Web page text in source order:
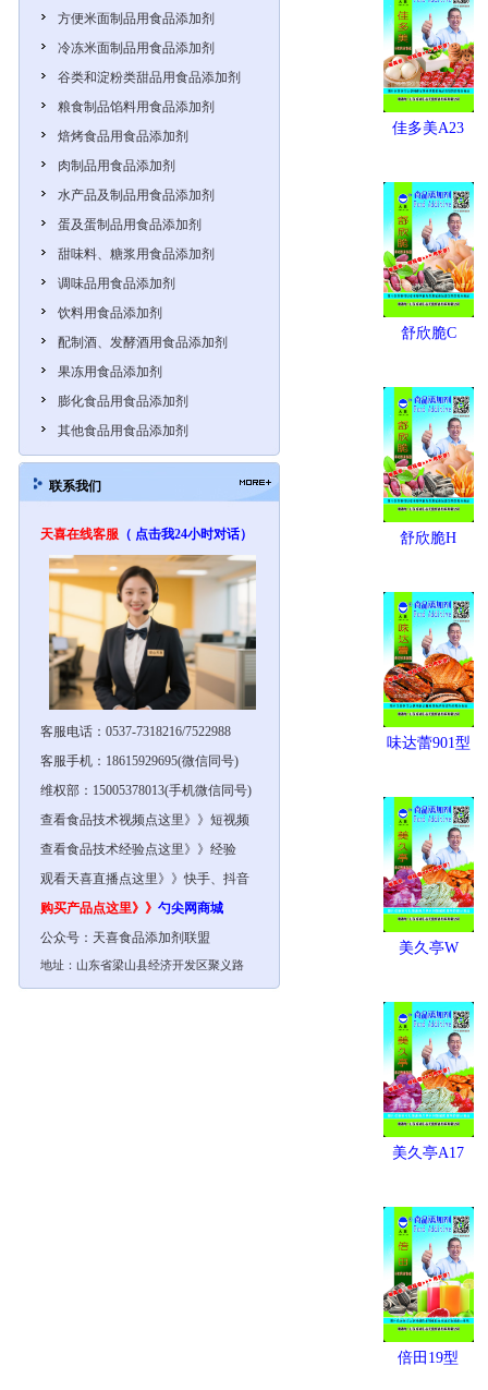
方便米面制品用食品添加剂
冷冻米面制品用食品添加剂
谷类和淀粉类甜品用食品添加剂
粮食制品馅料用食品添加剂
焙烤食品用食品添加剂
肉制品用食品添加剂
水产品及制品用食品添加剂
蛋及蛋制品用食品添加剂
甜味料、糖浆用食品添加剂
调味品用食品添加剂
饮料用食品添加剂
配制酒、发酵酒用食品添加剂
果冻用食品添加剂
膨化食品用食品添加剂
其他食品用食品添加剂
联系我们
天喜在线客服 （ 点击我24小时对话）
客服电话：0537-7318216/7522988
客服手机：18615929695(微信同号)
维权部：15005378013(手机微信同号)
查看食品技术视频点这里》》短视频
查看食品技术经验点这里》》经验
观看天喜直播点这里》》快手、抖音
购买产品点这里》》 勺尖网商城
公众号： 天喜食品添加剂联盟
地址：山东省梁山县经济开发区聚义路
佳多美A23
舒欣脆C
舒欣脆H
味达蕾901型
美久亭W
美久亭A17
倍田19型